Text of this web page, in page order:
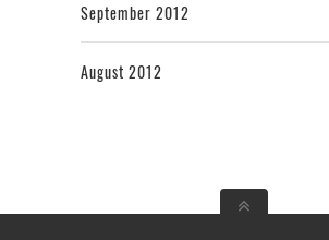
September 2012
August 2012